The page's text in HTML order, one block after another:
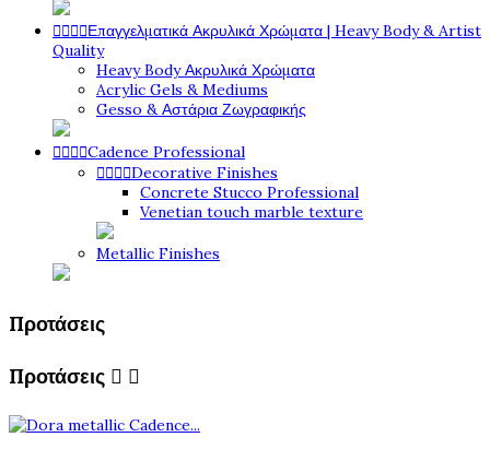
Επαγγελματικά Ακρυλικά Χρώματα | Heavy Body & Artist
Quality
Heavy Body Ακρυλικά Χρώματα
Acrylic Gels & Mediums
Gesso & Αστάρια Ζωγραφικής
Cadence Professional
Decorative Finishes
Concrete Stucco Professional
Venetian touch marble texture
Metallic Finishes
Προτάσεις
Προτάσεις  